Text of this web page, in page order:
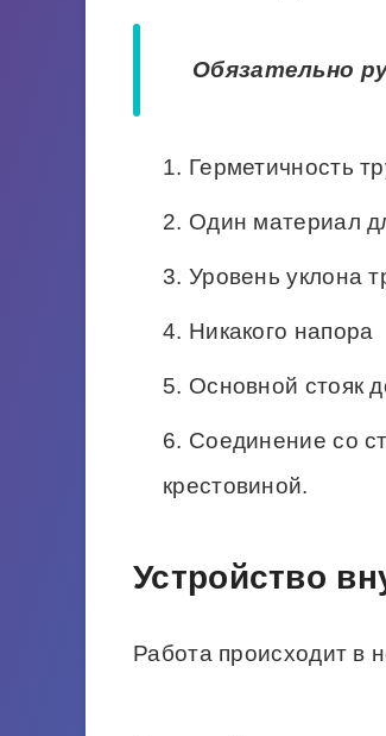
Обязательно
Герметичность
Один материал
Уровень уклона
Никакого напора
Основной стояк
Соединение со
крестовиной.
Устройство
Работа происходит в